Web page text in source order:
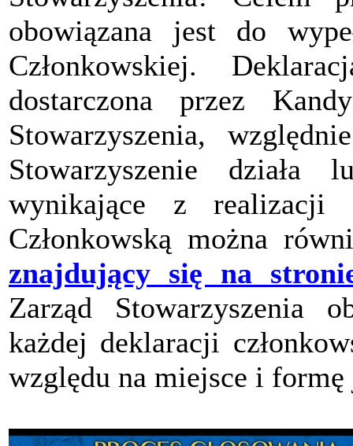
obowiązana jest do
Członkowskiej.
dostarczona przez
Stowarzyszenia,
Stowarzyszenie działa
wynikające z realizacji
Członkowską można
znajdujący się na
Zarząd Stowarzyszenia
każdej deklaracji
względu na miejsce i